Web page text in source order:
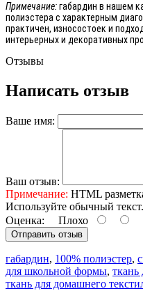
Примечание:габардин в нашем
полиэстера с характерным
практичен, износостоек и
интерьерных и декоративных
Отзывы
Написать отзыв
Ваше имя:
Ваш отзыв:
Примечание: HTML
Используйте обычный текст.
Оценка: Плохо
Отправить отзыв
габардин, 100% полиэстер,
для школьной формы, ткань
ткань для домашнего